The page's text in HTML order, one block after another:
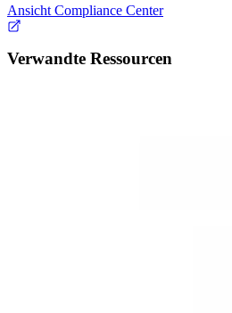
Ansicht Compliance Center
Verwandte Ressourcen